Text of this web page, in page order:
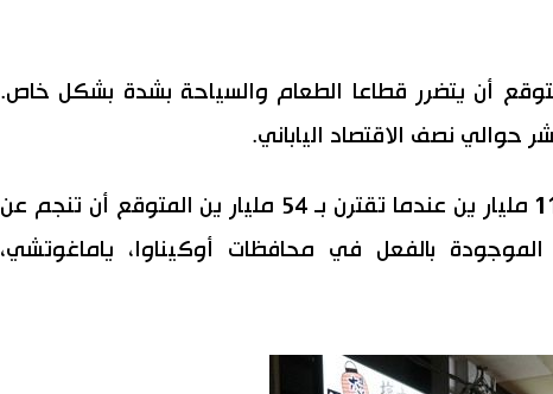
أن يتضرر قطاعا الطعام والسياحة بشدة بشكل خاص.
حوالي نصف الاقتصاد الياباني.
وستتوسع الخسائر إلى 1119 مليار ين عندما تقترن بـ 54 مليار ين المتوقع أن تنجم عن
بالفعل في محافظات أوكيناوا، ياماغوتشي،